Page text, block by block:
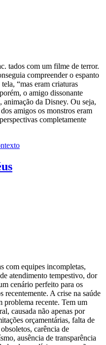
tados com um filme de terror.
compreender o espanto
“mas eram criaturas
o amigo dissonante
animação da Disney. Ou seja,
amigos os monstros eram
completamente
com equipes incompletas,
atendimento tempestivo, dor
cenário perfeito para os
recentemente. A crise na saúde
problema recente. Tem um
causada não apenas por
orçamentárias, falta de
carência de
ausência de transparência